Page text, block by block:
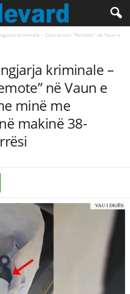
kriminale – Operacioni “Remote” në Vaun e
kriminale –
në Vaun e
minë me
makinë 38-